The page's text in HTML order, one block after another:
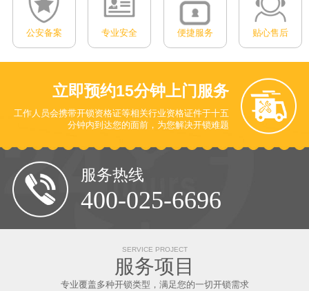
公安备案 专业安全 便捷服务 贴心售后
立即预约15分钟上门服务
工作人员会携带开锁资格证等相关行业资格证件于十五
分钟内到达您的面前，为您解决开锁难题
服务热线
400-025-6696
SERVICE PROJECT
服务项目
专业覆盖多种开锁类型，满足您的一切开锁需求